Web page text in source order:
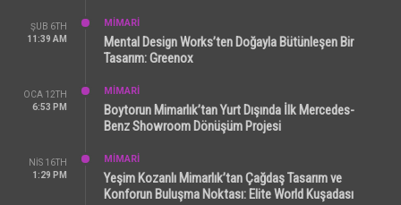
ŞUB 6TH
11:39 AM
MİMARİ
Mental Design Works’ten Doğayla Bütünleşen Bir
Tasarım: Greenox
OCA 12TH
6:53 PM
MİMARİ
Boytorun Mimarlık’tan Yurt Dışında İlk Mercedes-
Benz Showroom Dönüşüm Projesi
NIS 16TH
1:29 PM
MİMARİ
Yeşim Kozanlı Mimarlık’tan Çağdaş Tasarım ve
Konforun Buluşma Noktası: Elite World Kuşadası